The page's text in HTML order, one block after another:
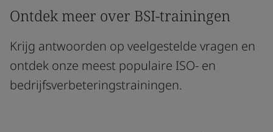
Ontdek meer over BSI-trainingen
Krijg antwoorden op veelgestelde vragen en
ontdek onze meest populaire ISO- en
bedrijfsverbeteringstrainingen.